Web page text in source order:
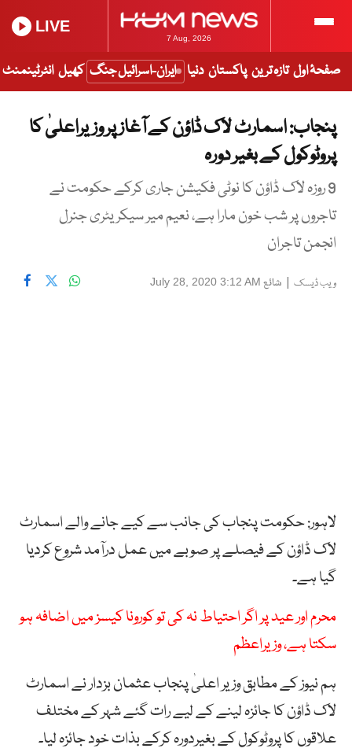
7 Aug, 2026
LIVE
صفحۂ اول تازہ ترین پاکستان دنیا ایران-اسرائیل جنگ کھیل انٹرٹینمنٹ
پنجاب: اسمارٹ لاک ڈاؤن کے آغاز پر وزیراعلیٰ کا
پروٹوکول کے بغیر دورہ
9 روزہ لاک ڈاؤن کا نوٹی فکیشن جاری کرکے حکومت نے
تاجروں پر شب خون مارا ہے، نعیم میر سیکریٹری جنرل
انجمن تاجران
ویب ڈیسک | شائع July 28, 2020 3:12 AM
لاہور: حکومت پنجاب کی جانب سے کیے جانے والے اسمارٹ
لاک ڈاؤن کے فیصلے پر صوبے میں عمل درآمد شروع کردیا
گیا ہے۔
محرم اور عید پر اگر احتیاط نہ کی تو کورونا کیسز میں اضافہ ہو
سکتا ہے، وزیراعظم
ہم نیوز کے مطابق وزیر اعلیٰ پنجاب عثمان بزدار نے اسمارٹ
لاک ڈاؤن کا جائزہ لینے کے لیے رات گئے شہر کے مختلف
علاقوں کا پروٹوکول کے بغیردورہ کرکے بذات خود جائزہ لیا۔